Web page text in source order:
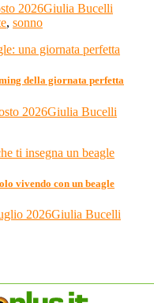
2026Giulia Bucelli
, sonno
della giornata perfetta
2026Giulia Bucelli
vivendo con un beagle
2026Giulia Bucelli